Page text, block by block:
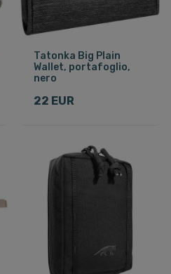
Tatonka Big Plain
Wallet, portafoglio,
nero
22 EUR